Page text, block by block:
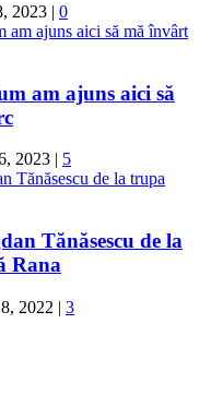
2023 | 0
am ajuns aici să
2023 | 5
Tănăsescu de la
Rana
2022 | 3